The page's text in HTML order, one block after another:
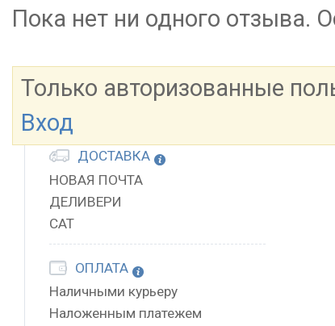
Пока нет ни одного отзыва.
Только авторизованные
Вход
ДОСТАВКА
НОВАЯ ПОЧТА
ДЕЛИВЕРИ
САТ
ОПЛАТА
Наличными курьеру
Наложенным платежем